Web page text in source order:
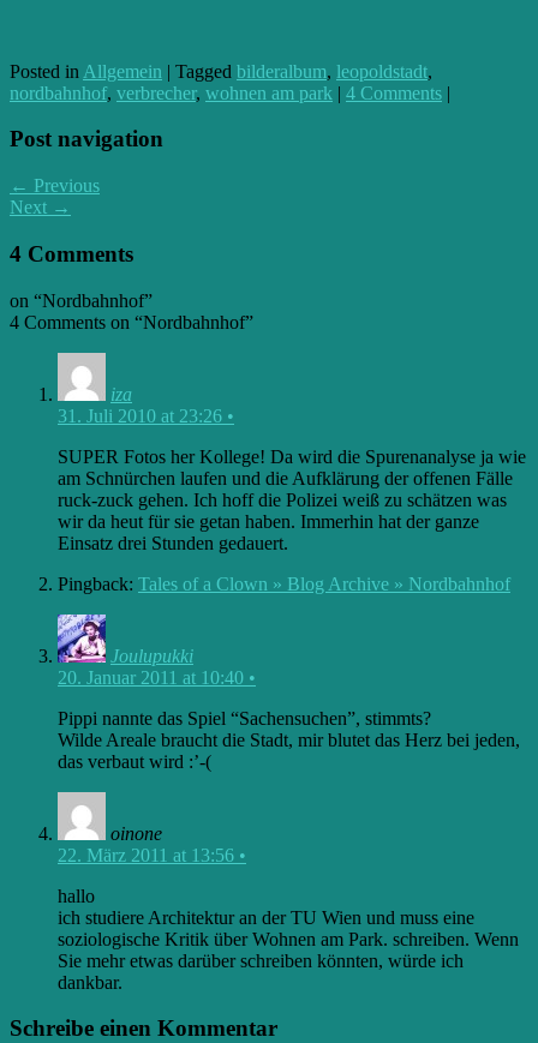
Posted in Allgemein | Tagged bilderalbum, leopoldstadt,
nordbahnhof, verbrecher, wohnen am park | 4 Comments |
Post navigation
← Previous
Next →
4 Comments
on “Nordbahnhof”
4 Comments on “Nordbahnhof”
iza
31. Juli 2010 at 23:26 •
SUPER Fotos her Kollege! Da wird die Spurenanalyse ja wie
am Schnürchen laufen und die Aufklärung der offenen Fälle
ruck-zuck gehen. Ich hoff die Polizei weiß zu schätzen was
wir da heut für sie getan haben. Immerhin hat der ganze
Einsatz drei Stunden gedauert.
Pingback: Tales of a Clown » Blog Archive » Nordbahnhof
Joulupukki
20. Januar 2011 at 10:40 •
Pippi nannte das Spiel “Sachensuchen”, stimmts?
Wilde Areale braucht die Stadt, mir blutet das Herz bei jeden,
das verbaut wird :’-(
oinone
22. März 2011 at 13:56 •
hallo
ich studiere Architektur an der TU Wien und muss eine
soziologische Kritik über Wohnen am Park. schreiben. Wenn
Sie mehr etwas darüber schreiben könnten, würde ich
dankbar.
Schreibe einen Kommentar